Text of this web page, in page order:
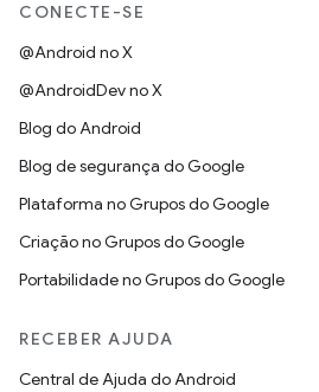
CONECTE-SE
@Android no X
@AndroidDev no X
Blog do Android
Blog de segurança do Google
Plataforma no Grupos do Google
Criação no Grupos do Google
Portabilidade no Grupos do Google
RECEBER AJUDA
Central de Ajuda do Android